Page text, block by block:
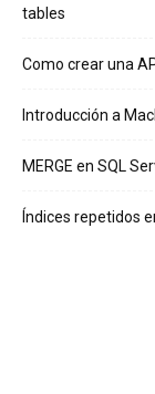
tables
Como crear una
Introducción a
MERGE en SQL
Índices repetidos